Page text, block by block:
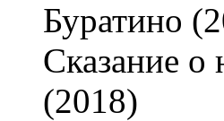
Буратино
Сказание
(2018)